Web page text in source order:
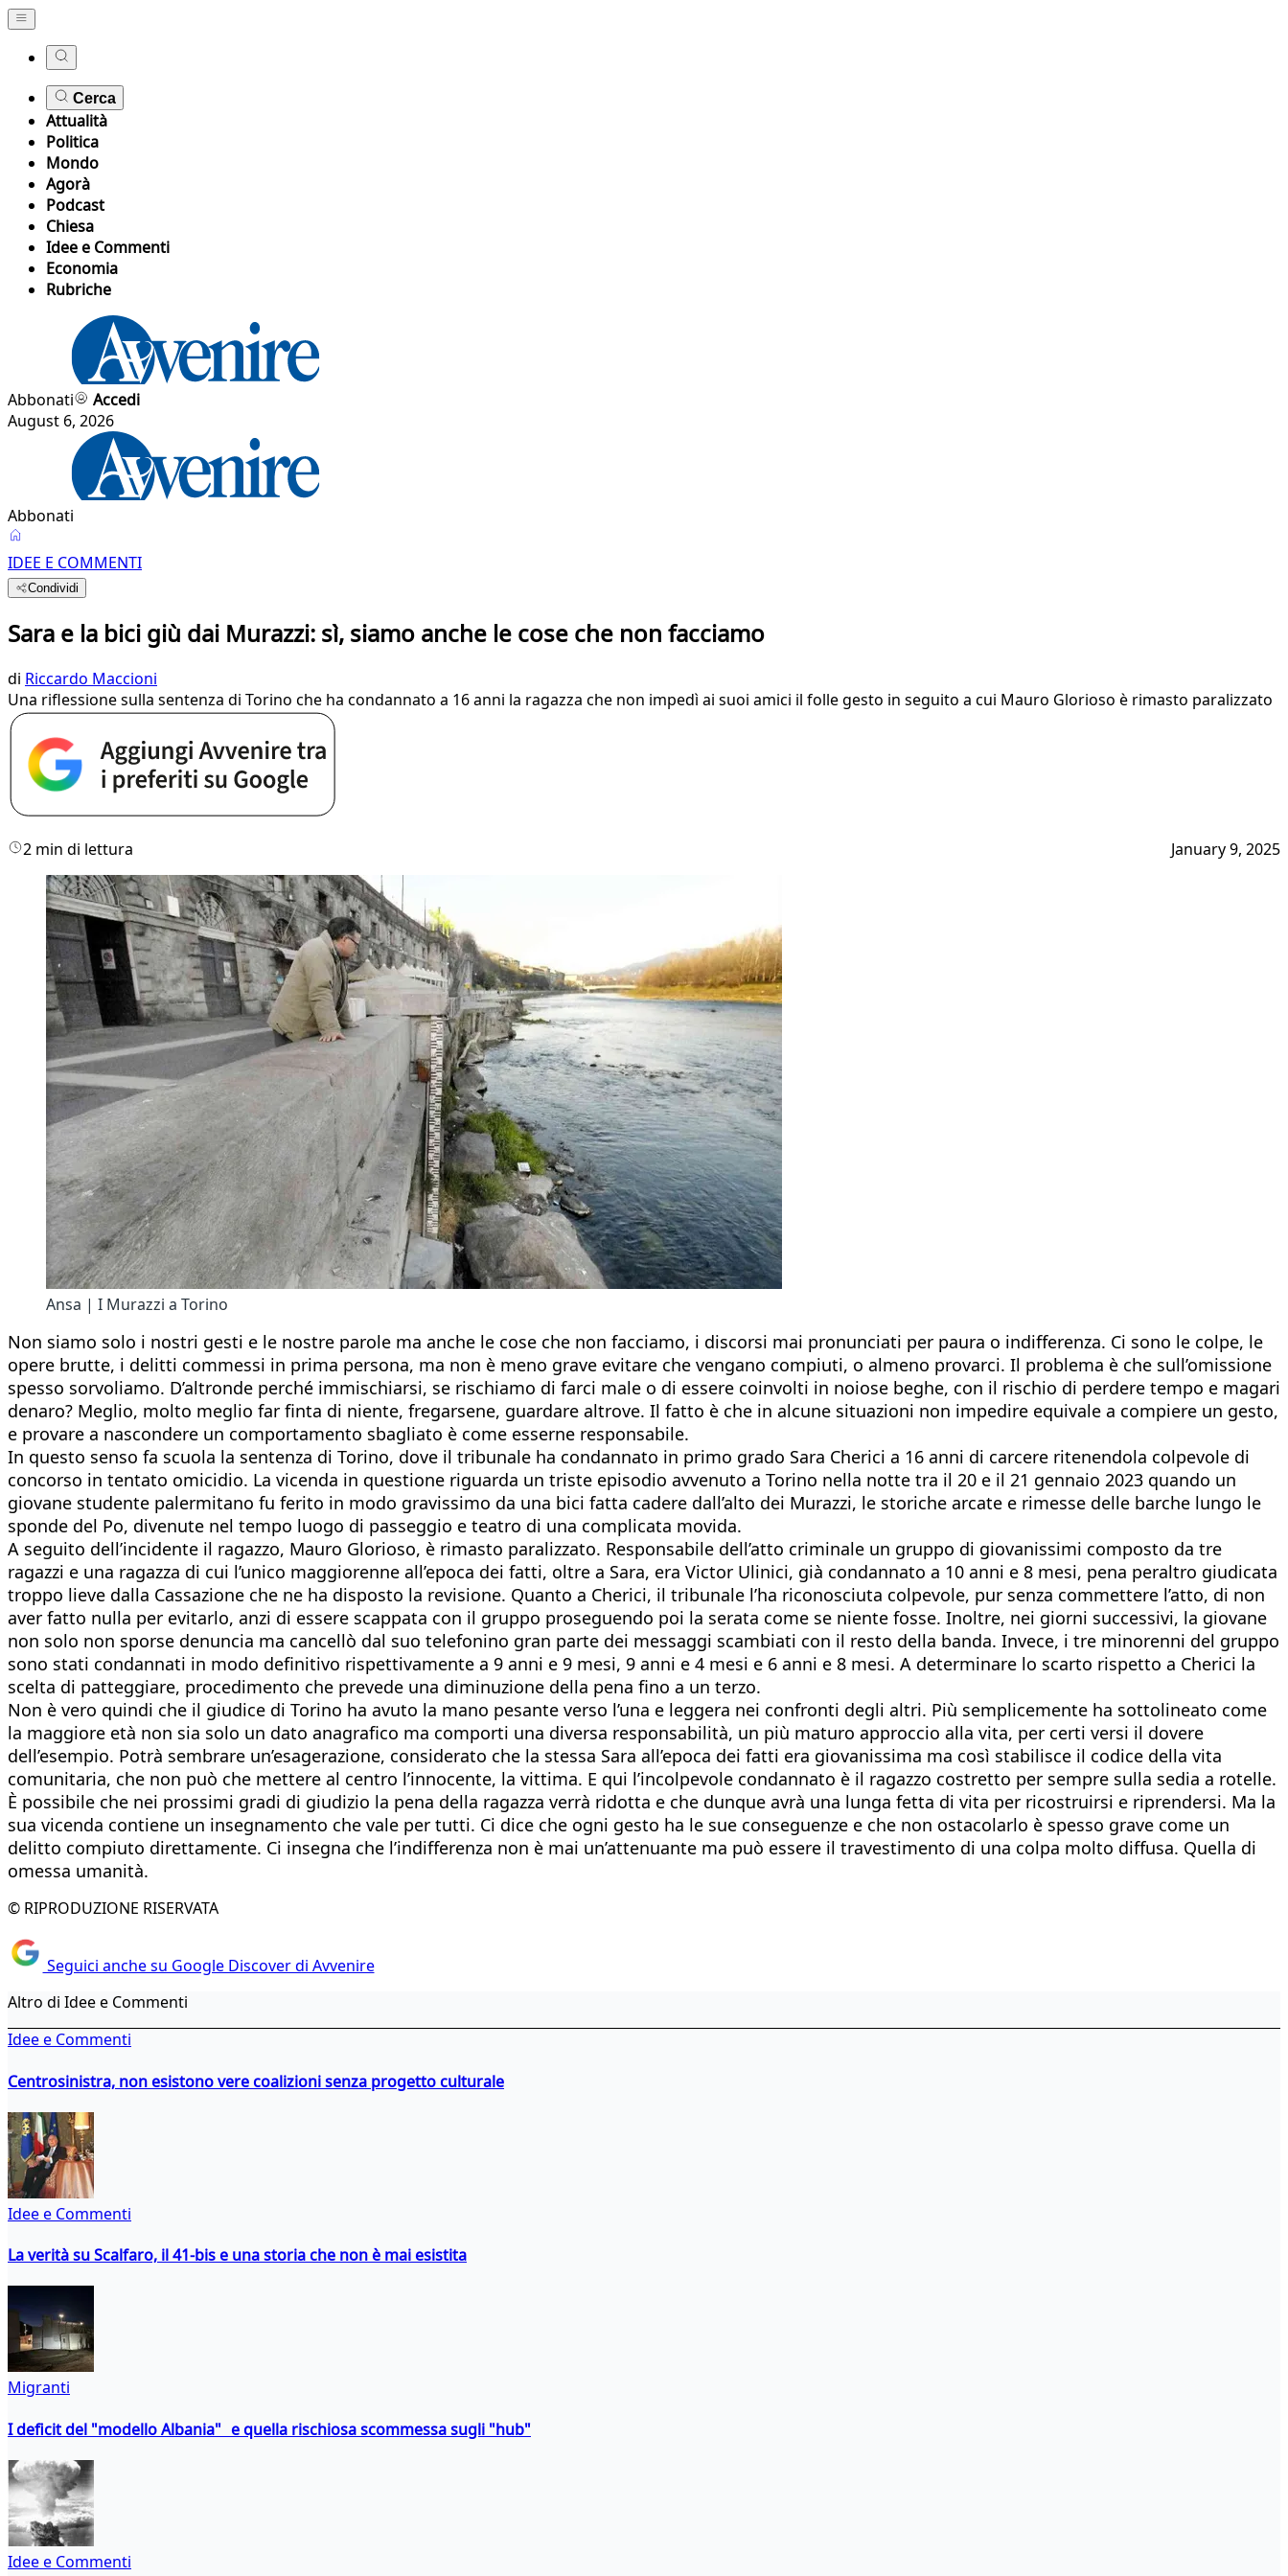
Cerca
Attualità
Politica
Mondo
Agorà
Podcast
Chiesa
Idee e Commenti
Economia
Rubriche
Abbonati
Accedi
August 6, 2026
Abbonati
IDEE E COMMENTI
Condividi
Sara e la bici giù dai Murazzi: sì, siamo anche le cose che non facciamo
di Riccardo Maccioni
Una riflessione sulla sentenza di Torino che ha condannato a 16 anni la ragazza che non impedì ai suoi amici il folle gesto in seguito a cui Mauro Glorioso è rimasto paralizzato
2 min di lettura January 9, 2025
Ansa | I Murazzi a Torino
Non siamo solo i nostri gesti e le nostre parole ma anche le cose che non facciamo, i discorsi mai pronunciati per paura o indifferenza. Ci sono le colpe, le
opere brutte, i delitti commessi in prima persona, ma non è meno grave evitare che vengano compiuti, o almeno provarci. Il problema è che sull’omissione
spesso sorvoliamo. D’altronde perché immischiarsi, se rischiamo di farci male o di essere coinvolti in noiose beghe, con il rischio di perdere tempo e magari
denaro? Meglio, molto meglio far finta di niente, fregarsene, guardare altrove. Il fatto è che in alcune situazioni non impedire equivale a compiere un gesto,
e provare a nascondere un comportamento sbagliato è come esserne responsabile.
In questo senso fa scuola la sentenza di Torino, dove il tribunale ha condannato in primo grado Sara Cherici a 16 anni di carcere ritenendola colpevole di
concorso in tentato omicidio. La vicenda in questione riguarda un triste episodio avvenuto a Torino nella notte tra il 20 e il 21 gennaio 2023 quando un
giovane studente palermitano fu ferito in modo gravissimo da una bici fatta cadere dall’alto dei Murazzi, le storiche arcate e rimesse delle barche lungo le
sponde del Po, divenute nel tempo luogo di passeggio e teatro di una complicata movida.
A seguito dell’incidente il ragazzo, Mauro Glorioso, è rimasto paralizzato. Responsabile dell’atto criminale un gruppo di giovanissimi composto da tre
ragazzi e una ragazza di cui l’unico maggiorenne all’epoca dei fatti, oltre a Sara, era Victor Ulinici, già condannato a 10 anni e 8 mesi, pena peraltro giudicata
troppo lieve dalla Cassazione che ne ha disposto la revisione. Quanto a Cherici, il tribunale l’ha riconosciuta colpevole, pur senza commettere l’atto, di non
aver fatto nulla per evitarlo, anzi di essere scappata con il gruppo proseguendo poi la serata come se niente fosse. Inoltre, nei giorni successivi, la giovane
non solo non sporse denuncia ma cancellò dal suo telefonino gran parte dei messaggi scambiati con il resto della banda. Invece, i tre minorenni del gruppo
sono stati condannati in modo definitivo rispettivamente a 9 anni e 9 mesi, 9 anni e 4 mesi e 6 anni e 8 mesi. A determinare lo scarto rispetto a Cherici la
scelta di patteggiare, procedimento che prevede una diminuzione della pena fino a un terzo.
Non è vero quindi che il giudice di Torino ha avuto la mano pesante verso l’una e leggera nei confronti degli altri. Più semplicemente ha sottolineato come
la maggiore età non sia solo un dato anagrafico ma comporti una diversa responsabilità, un più maturo approccio alla vita, per certi versi il dovere
dell’esempio. Potrà sembrare un’esagerazione, considerato che la stessa Sara all’epoca dei fatti era giovanissima ma così stabilisce il codice della vita
comunitaria, che non può che mettere al centro l’innocente, la vittima. E qui l’incolpevole condannato è il ragazzo costretto per sempre sulla sedia a rotelle.
È possibile che nei prossimi gradi di giudizio la pena della ragazza verrà ridotta e che dunque avrà una lunga fetta di vita per ricostruirsi e riprendersi. Ma la
sua vicenda contiene un insegnamento che vale per tutti. Ci dice che ogni gesto ha le sue conseguenze e che non ostacolarlo è spesso grave come un
delitto compiuto direttamente. Ci insegna che l’indifferenza non è mai un’attenuante ma può essere il travestimento di una colpa molto diffusa. Quella di
omessa umanità.
© RIPRODUZIONE RISERVATA
Seguici anche su Google Discover di Avvenire
Altro di Idee e Commenti
Idee e Commenti
Centrosinistra, non esistono vere coalizioni senza progetto culturale
Idee e Commenti
La verità su Scalfaro, il 41-bis e una storia che non è mai esistita
Migranti
I deficit del "modello Albania" e quella rischiosa scommessa sugli "hub"
Idee e Commenti